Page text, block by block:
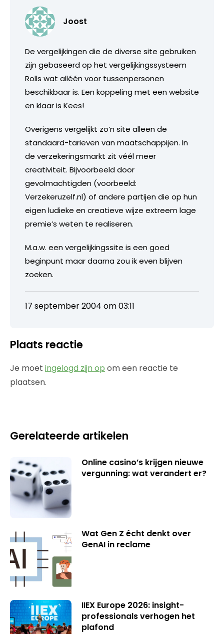
Joost
De vergelijkingen die de diverse site gebruiken
zijn gebaseerd op het vergelijkingssysteem
Rolls wat alléén voor tussenpersonen
beschikbaar is. Een koppeling met een website
en klaar is Kees!
Overigens vergelijkt zo’n site alleen de
standaard-tarieven van maatschappijen. In
de verzekeringsmarkt zit véél meer
creativiteit. Bijvoorbeeld door
gevolmachtigden (voorbeeld:
Verzekeruzelf.nl) of andere partijen die op hun
eigen ludieke en creatieve wijze extreem lage
premie’s weten te realiseren.
M.a.w. een vergelijkingssite is een goed
beginpunt maar daarna zou ik even blijven
zoeken.
17 september 2004 om 03:11
Plaats reactie
Je moet ingelogd zijn op om een reactie te
plaatsen.
Gerelateerde artikelen
Online casino’s krijgen nieuwe
vergunning: wat verandert er?
Wat Gen Z écht denkt over
GenAI in reclame
IIEX Europe 2026: insight-
professionals verhogen het
plafond